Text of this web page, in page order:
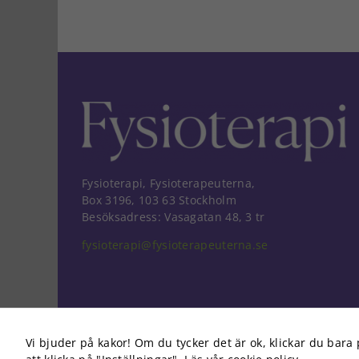
Fysioterapi, Fysioterapeuterna,
Box 3196, 103 63 Stockholm
Besöksadress: Vasagatan 48, 3 tr
fysioterapi@fysioterapeuterna.se
Vi bjuder på kakor! Om du tycker det är ok, klickar du